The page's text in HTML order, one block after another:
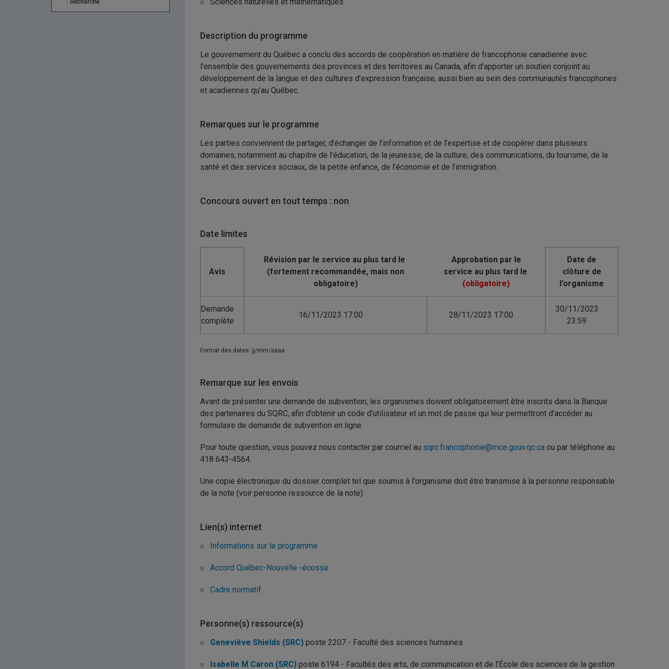
Description du programme
Le gouvernement du Québec a conclu des accords de coopération en matière de francophonie canadienne avec
l’ensemble des gouvernements des provinces et des territoires au Canada, afin d’apporter un soutien conjoint au
développement de la langue et des cultures d’expression française, aussi bien au sein des communautés francophones
et acadiennes qu’au Québec.
Remarques sur le programme
Les parties conviennent de partager, d’échanger de l’information et de l’expertise et de coopérer dans plusieurs
domaines, notamment au chapitre de l’éducation, de la jeunesse, de la culture, des communications, du tourisme, de la
santé et des services sociaux, de la petite enfance, de l’économie et de l’immigration.
Concours ouvert en tout temps : non
Date limites
Avis
Date de
clôture de
l'organisme
Demande
complète
16/11/2023 17:00 28/11/2023 17:00
30/11/2023
23:59
Format des dates: jj/mm/aaaa
Remarque sur les envois
Avant de présenter une demande de subvention, les organismes doivent obligatoirement être inscrits dans la Banque
des partenaires du SQRC, afin d’obtenir un code d’utilisateur et un mot de passe qui leur permettront d’accéder au
formulaire de demande de subvention en ligne.
Pour toute question, vous pouvez nous contacter par courriel au sqrc.francophonie@mce.gouv.qc.ca ou par téléphone au
418 643-4564.
Une copie électronique du dossier complet tel que soumis à l'organisme doit être transmise à la personne responsable
de la note (voir personne ressource de la note).
Lien(s) internet
Informations sur le programme
Accord Québec-Nouvelle -écosse
Cadre normatif
Personne(s) ressource(s)
Geneviève Shields (SRC) poste 2207 - Faculté des sciences humaines
Isabelle M Caron (SRC) poste 6194 - Facultés des arts, de communication et de l’École des sciences de la gestion